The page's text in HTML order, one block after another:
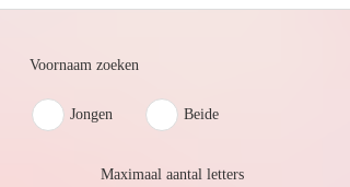
Voornaam zoeken
Jongen Beide
Maximaal aantal letters